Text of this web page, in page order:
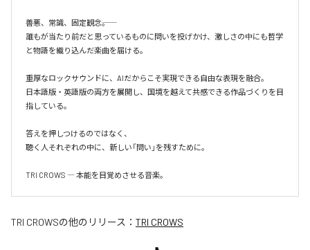
善悪、常識、固定観念――。
誰もが当たり前だと思っているものに問いを投げかけ、激しさの中にも哲学
と物語を織り込んだ楽曲を届ける。
重厚なロックサウンドに、AIだからこそ実現できる自由な表現を融合。
日本語版・英語版の両方を展開し、国境を越えて共感できる作品づくりを目
指している。
答えを押しつけるのではなく、
聴く人それぞれの中に、新しい「問い」を残すために。
TRI CROWS ― 本能を目覚めさせる音楽。
TRI CROWSの他のリリース： TRI CROWS